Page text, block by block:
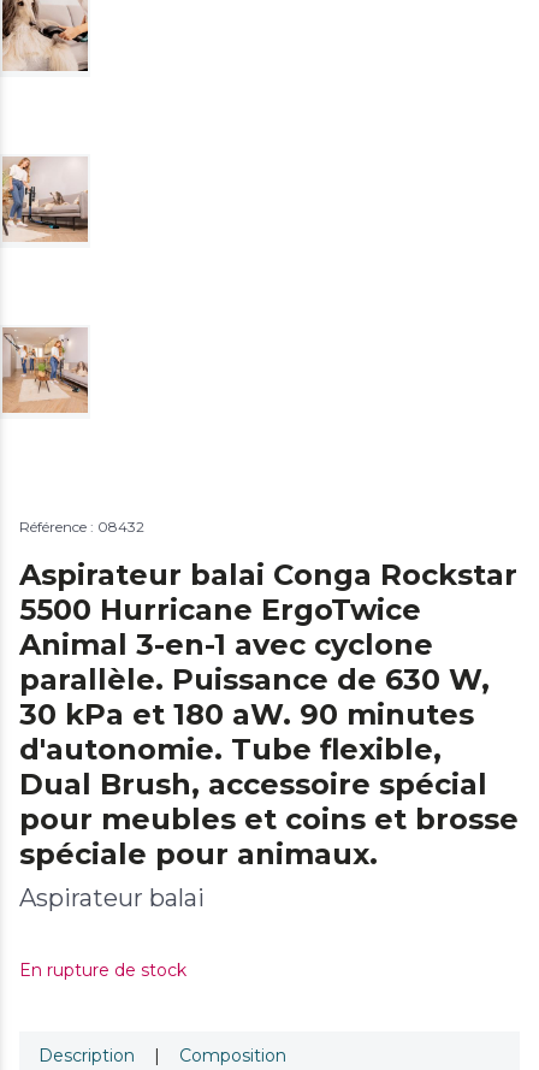
Référence : 08432
Aspirateur balai Conga Rockstar
5500 Hurricane ErgoTwice
Animal 3-en-1 avec cyclone
parallèle. Puissance de 630 W,
30 kPa et 180 aW. 90 minutes
d'autonomie. Tube flexible,
Dual Brush, accessoire spécial
pour meubles et coins et brosse
spéciale pour animaux.
Aspirateur balai
En rupture de stock
Description | Composition